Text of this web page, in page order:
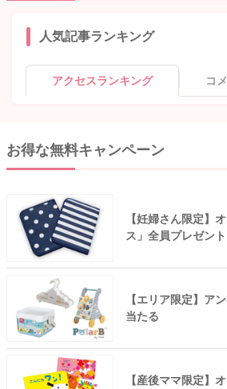
人気記事ランキング
アクセスランキング コ
お得な無料キャンペーン
【妊婦さん限定】
ス」全員プレゼント
【エリア限定】ア
当たる
【産後ママ限定】